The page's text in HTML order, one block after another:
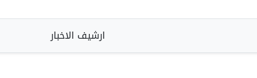
ارشيف الاخبار